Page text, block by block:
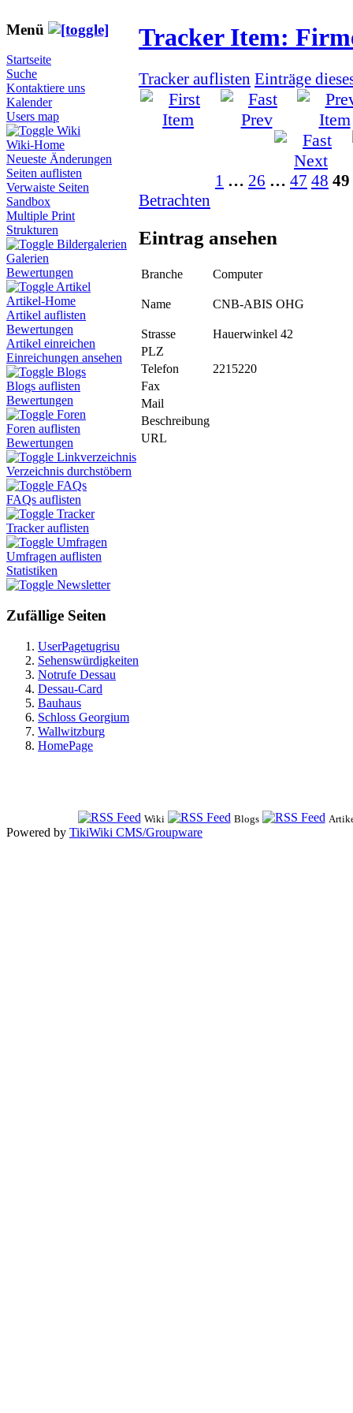
Menü
Startseite
Suche
Kontaktiere uns
Kalender
Users map
Wiki
Wiki-Home
Neueste Änderungen
Seiten auflisten
Verwaiste Seiten
Sandbox
Multiple Print
Strukturen
Bildergalerien
Galerien
Bewertungen
Artikel
Artikel-Home
Artikel auflisten
Bewertungen
Artikel einreichen
Einreichungen ansehen
Blogs
Blogs auflisten
Bewertungen
Foren
Foren auflisten
Bewertungen
Linkverzeichnis
Verzeichnis durchstöbern
FAQs
FAQs auflisten
Tracker
Tracker auflisten
Umfragen
Umfragen auflisten
Statistiken
Newsletter
Zufällige Seiten
UserPagetugrisu
Sehenswürdigkeiten
Notrufe Dessau
Dessau-Card
Bauhaus
Schloss Georgium
Wallwitzburg
HomePage
Tracker Item:
Tracker auflisten Einträge
1 … 26 … 47 48 49
Betrachten
Eintrag ansehen
Branche Computer
Name CNB-ABIS OHG
Strasse
Hauerwinkel 42
PLZ
Telefon
2215220
Fax
Mail
Beschreibung
URL
Wiki Blogs
Powered by TikiWiki CMS/Groupware